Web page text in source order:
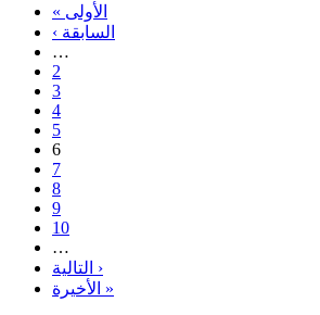
« الأولى
‹ السابقة
…
2
3
4
5
6
7
8
9
10
…
التالية ›
الأخيرة »